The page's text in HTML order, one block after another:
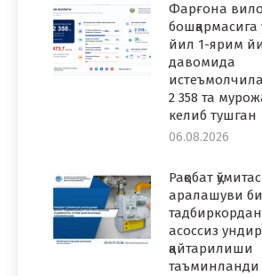
Фарғона
бошқармасига
йил 1-ярим
давомида
2 358 та
келиб тушган
06.08.2026
Рақобат
аралашуви
тадбиркордан
асоссиз
қайтарилиши
таъминланди